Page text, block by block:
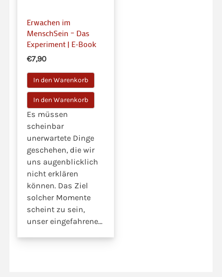
Erwachen im
MenschSein – Das
Experiment | E-Book
€7,90
In den Warenkorb
Es müssen
scheinbar
unerwartete Dinge
geschehen, die wir
uns augenblicklich
nicht erklären
können. Das Ziel
solcher Momente
scheint zu sein,
unser eingefahrenes